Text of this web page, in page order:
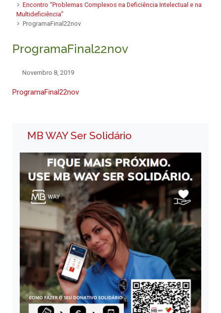
Encontro “Problemas Complexos na Deficiência Intelectual e na
Multideficiência”
ProgramaFinal22nov
ProgramaFinal22nov
Novembro 8, 2019
ProgramaFinal22nov
MB WAY Ser Solidário